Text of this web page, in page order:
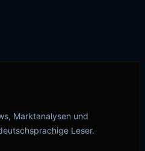
Marktanalysen und
Leser.